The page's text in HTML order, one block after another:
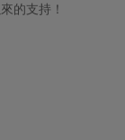
的支持！